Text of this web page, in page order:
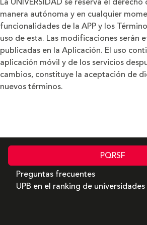
manera autónoma y en cualquier
funcionalidades de la APP y los
uso de esta. Las modificaciones serán
publicadas en la Aplicación. El uso
aplicación móvil y de los servicios
cambios, constituye la aceptación de
nuevos términos.
PQRSF
Preguntas frecuentes
UPB en el ranking de universidades